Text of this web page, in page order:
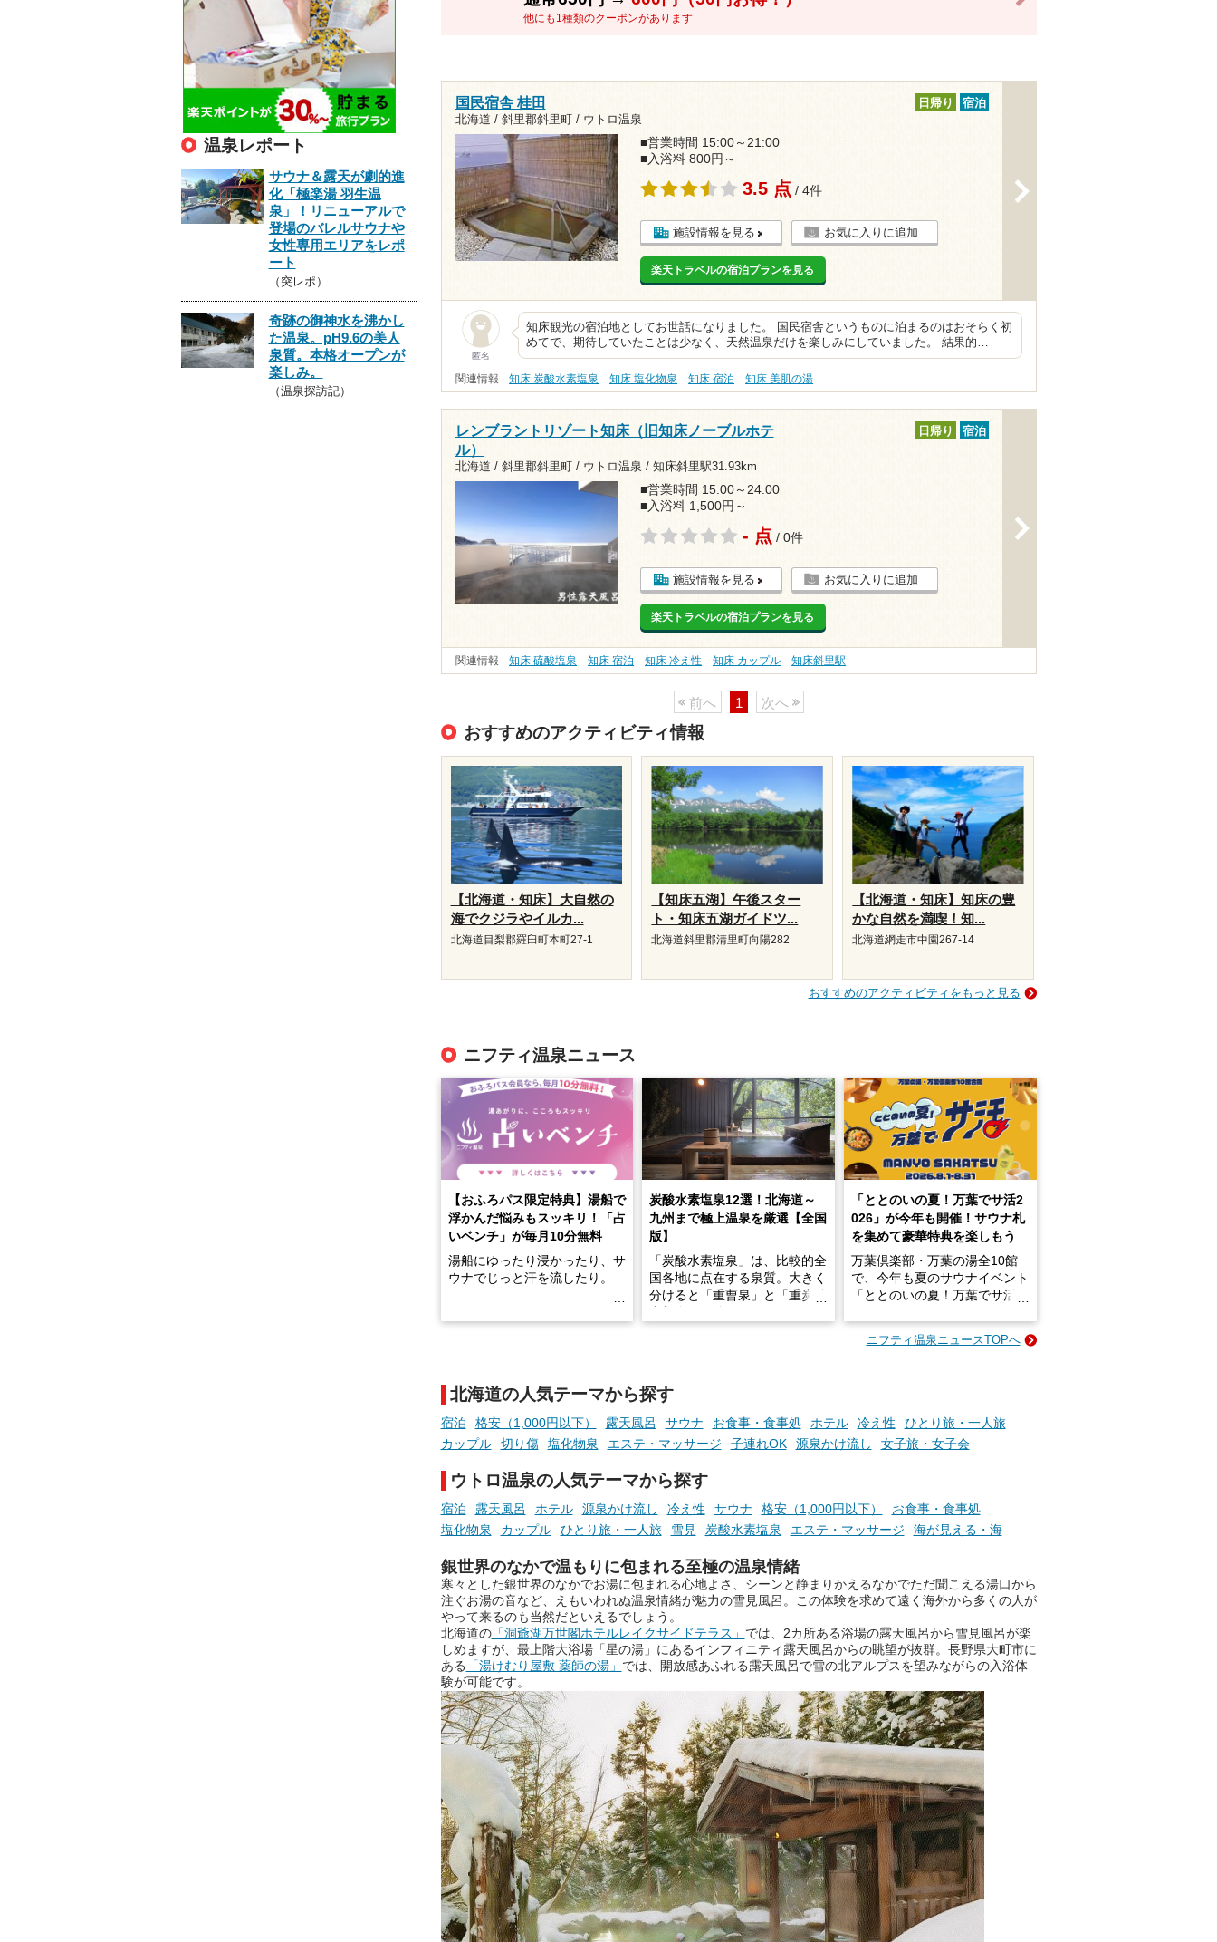
他にも1種類のクーポンがあります
国民宿舎 桂田
北海道 / 斜里郡斜里町 / ウトロ温泉
日帰り 宿泊
■営業時間 15:00～21:00
■入浴料 800円～
3.5 点 / 4件
施設情報を見る お気に入りに追加
楽天トラベルの宿泊プランを見る
匿名
知床観光の宿泊地としてお世話になりました。 国民宿舎というものに泊まるのはおそらく初
めてで、期待していたことは少なく、天然温泉だけを楽しみにしていました。 結果的…
関連情報 知床 炭酸水素塩泉 知床 塩化物泉 知床 宿泊 知床 美肌の湯
レンブラントリゾート知床（旧知床ノーブルホテ
ル）
北海道 / 斜里郡斜里町 / ウトロ温泉 / 知床斜里駅31.93km
日帰り 宿泊
■営業時間 15:00～24:00
■入浴料 1,500円～
- 点 / 0件
施設情報を見る お気に入りに追加
楽天トラベルの宿泊プランを見る
関連情報 知床 硫酸塩泉 知床 宿泊 知床 冷え性 知床 カップル 知床斜里駅
前へ 1 次へ
おすすめのアクティビティ情報
【北海道・知床】大自然の
海でクジラやイルカ...
北海道目梨郡羅臼町本町27-1
【知床五湖】午後スター
ト・知床五湖ガイドツ...
北海道斜里郡清里町向陽282
【北海道・知床】知床の豊
かな自然を満喫！知...
北海道網走市中園267-14
おすすめのアクティビティをもっと見る
ニフティ温泉ニュース
【おふろパス限定特典】湯船で
浮かんだ悩みもスッキリ！「占
いベンチ」が毎月10分無料
湯船にゆったり浸かったり、サ
ウナでじっと汗を流したり。
っとした悩み」が、頭に浮かん
でくることはありませんか？
お風呂でリラックスしているか
らこそ向き合える、大切な自分
の本音。
りの温まった心のまま相談でき
たら素敵ですよね。
ニフティ温泉の「占いベンチ」
は、そんなあなたの心のつぶや
きをプロの占い師に相談するこ
とができるサービスです。
おふろパス会員様なら、この特
別なひとときを「毎月10分無
料」でご利用いただけます。
お湯で体がほぐれたら、次は占
い師さんとお話しして、心もほ
ぐしてみませんか？
炭酸水素塩泉12選！北海道～
九州まで極上温泉を厳選【全国
版】
「炭酸水素塩泉」は、比較的全
国各地に点在する泉質。大きく
分けると「重曹泉」と「重炭酸
す。
今回は筆者自ら入浴した中か
ら、日本各地にある炭酸水素塩
日帰り入浴可能で、源泉かけ流
しと泉質の良さにこだわりつ
つ、万人におすすめしたい施設
を厳選しました。
「ととのいの夏！万葉でサ活2
026」が今年も開催！サウナ札
を集めて豪華特典を楽しもう
万葉倶楽部・万葉の湯全10館
で、今年も夏のサウナイベント
「ととのいの夏！万葉でサ活2
2026年8月1日（土）～8月31
札」を集めることで、オリジナ
ルグッズや無料券などの特典と
交換可能。
ュやアウフグースなど、サウナ
好きにはたまらない多彩なイベ
ントも予定されています。ぜひ
───
提供元：万葉倶楽部株式会社
この記事は万葉倶楽部株式会社
のPR記事です。
ニフティ温泉ニュースTOPへ
北海道の人気テーマから探す
宿泊 格安（1,000円以下） 露天風呂 サウナ お食事・食事処 ホテル 冷え性
ひとり旅・一人旅
カップル
切り傷 塩化物泉 エステ・マッサージ 子連れOK 源泉かけ流し 女子旅・女子会
ウトロ温泉の人気テーマから探す
宿泊 露天風呂 ホテル 源泉かけ流し 冷え性 サウナ 格安（1,000円以下）
お食事・食事処
塩化物泉
カップル ひとり旅・一人旅 雪見 炭酸水素塩泉 エステ・マッサージ 海が見える・海
銀世界のなかで温もりに包まれる至極の温泉情緒
寒々とした銀世界のなかでお湯に包まれる心地よさ、シーンと静まりかえるなかでただ聞こえる湯口から
注ぐお湯の音など、えもいわれぬ温泉情緒が魅力の雪見風呂。この体験を求めて遠く海外から多くの人が
やって来るのも当然だといえるでしょう。
北海道の「洞爺湖万世閣ホテルレイクサイドテラス」 では、2カ所ある浴場の露天風呂から雪見風呂が楽
しめますが、最上階大浴場「星の湯」にあるインフィニティ露天風呂からの眺望が抜群。長野県大町市に
ある 「湯けむり屋敷 薬師の湯」 では、開放感あふれる露天風呂で雪の北アルプスを望みながらの入浴体
験が可能です。
温泉レポート
サウナ＆露天が劇的進
化「極楽湯 羽生温
泉」！リニューアルで
登場のバレルサウナや
女性専用エリアをレポ
ート
（突レポ）
奇跡の御神水を沸かし
た温泉。pH9.6の美人
泉質。本格オープンが
楽しみ。
（温泉探訪記）